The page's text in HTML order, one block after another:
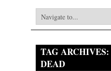
TAG ARCHIVES:
DEAD